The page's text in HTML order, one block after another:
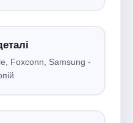
Foxconn, Samsung -